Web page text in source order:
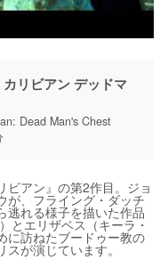
リビアン デッドマ
Dead Man's Chest
ビアン』の第2作目。ジョ
が、フライング・ダッチ
逃れる様子を描いた作品
とエリザベス（キーラ・
に訪ねたブードゥー教の
が演じています。